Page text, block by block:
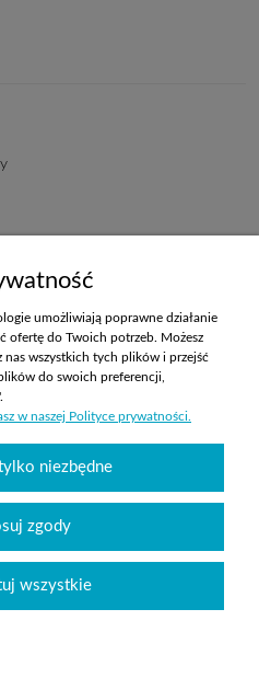
KONTO
|handlowy@abcwyposazenia.pl
umożliwiają poprawne działanie
ofertę do Twoich potrzeb. Możesz
nas wszystkich tych plików i przejść
do swoich preferencji,
w naszej Polityce prywatności.
niezbędne
zgody
wszystkie